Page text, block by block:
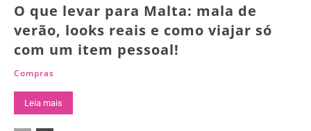
O que levar para Malta: mala de
verão, looks reais e como viajar só
com um item pessoal!
Compras
Leia mais